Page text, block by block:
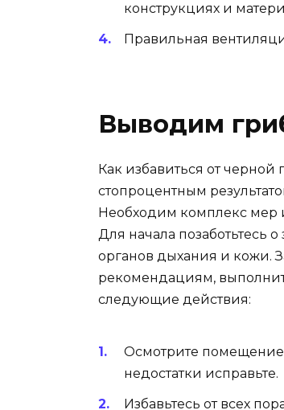
конструкциях и
Правильная
Выводим
Как избавиться от черной
стопроцентным
Необходим комплекс мер
Для начала позаботьтесь о
органов дыхания и кожи.
рекомендациям,
следующие действия:
Осмотрите
недостатки исправьте.
Избавьтесь от всех